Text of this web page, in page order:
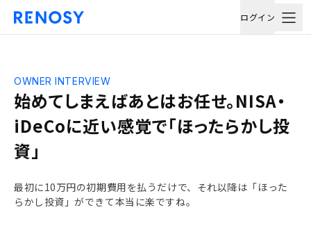
ログイン
始めてしまえばあとはお任せ。NISA・
iDeCoに近い感覚で「ほったらかし投
資」
OWNER INTERVIEW
最初に10万円の初期費用を払うだけで、それ以降は「ほった
らかし投資」ができて本当に楽ですね。